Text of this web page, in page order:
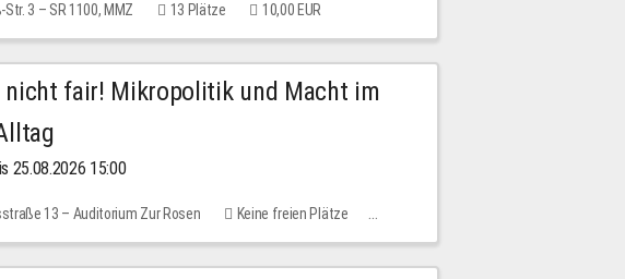
3 – SR 1100, MMZ 13 Plätze 10,00 EUR
nicht fair! Mikropolitik und Macht im
25.08.2026 15:00
13 – Auditorium Zur Rosen
Keine freien Plätze